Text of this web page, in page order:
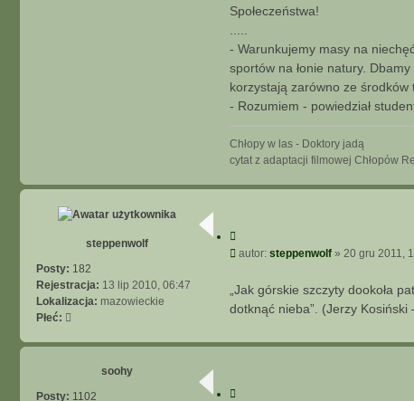
Społeczeństwa!
- Warunkujemy masy na
sportów na łonie natury.
korzystają zarówno ze środków
- Rozumiem - powiedział
Chłopy w las - Doktory jadą
cytat z adaptacji filmowej Chłopów
steppenwolf
Posty: 182
Rejestracja: 13 lip 2010, 06:47
Lokalizacja: mazowieckie
Płeć:
y
j
P
s
autor: steppenwolf » 20 gru 2011,
„Jak górskie szczyty dookoła
dotknąć nieba”. (Jerzy Kosiński
soohy
Posty: 1102